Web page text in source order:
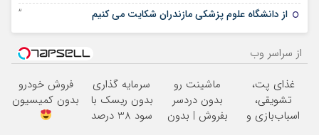
از دانشگاه علوم پزشکی مازندران شکایت می کنیم 23 ژانویه 2024
از سراسر وب
غذای پت،
تشویقی،
اسباب‌بازی و
ماشینت رو
بدون دردسر
بفروش | بدون
سرمایه گذاری
بدون ریسک با
سود 38 درصد
فروش خودرو
بدون کمیسیون